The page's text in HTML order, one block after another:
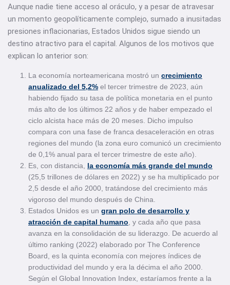
Aunque nadie tiene acceso al oráculo, y a pesar de atravesar
un momento geopolíticamente complejo, sumado a inusitadas
presiones inflacionarias, Estados Unidos sigue siendo un
destino atractivo para el capital. Algunos de los motivos que
explican lo anterior son:
La economía norteamericana mostró un crecimiento
anualizado del 5,2% el tercer trimestre de 2023, aún
habiendo fijado su tasa de política monetaria en el punto
más alto de los últimos 22 años y de haber empezado el
ciclo alcista hace más de 20 meses. Dicho impulso
compara con una fase de franca desaceleración en otras
regiones del mundo (la zona euro comunicó un crecimiento
de 0,1% anual para el tercer trimestre de este año).
Es, con distancia, la economía más grande del mundo
(25,5 trillones de dólares en 2022) y se ha multiplicado por
2,5 desde el año 2000, tratándose del crecimiento más
vigoroso del mundo después de China.
Estados Unidos es un gran polo de desarrollo y
atracción de capital humano , y cada año que pasa
avanza en la consolidación de su liderazgo. De acuerdo al
último ranking (2022) elaborado por The Conference
Board, es la quinta economía con mejores índices de
productividad del mundo y era la décima el año 2000.
Según el Global Innovation Index, estaríamos frente a la